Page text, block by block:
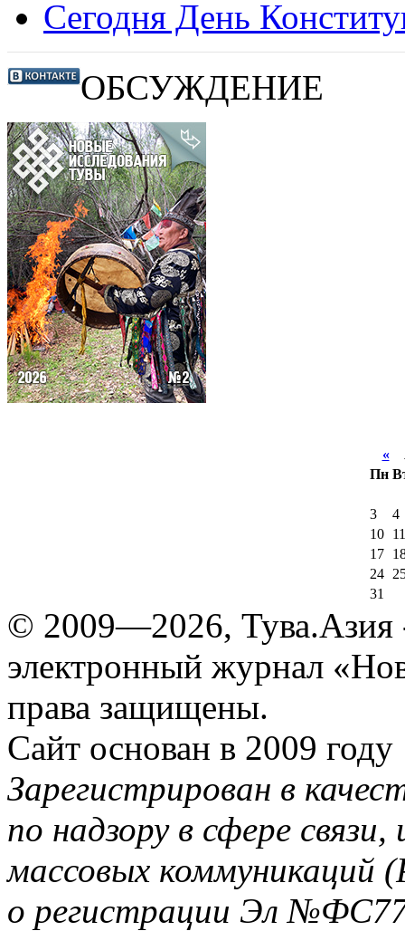
Сегодня День
ОБСУЖДЕНИЕ
«
Пн
3
4
10
11
17
24
31
© 2009—2026, Тува.Азия
электронный журнал
права защищены.
Сайт основан в 2009 году
Зарегистрирован в
по надзору в сфере
массовых коммуникаций
о регистрации Эл